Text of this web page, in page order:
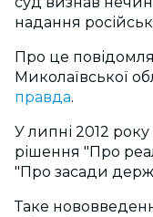
надання
Про це
Миколаївської
правда.
У липні 2012
рішення "Про
"Про засади
Таке